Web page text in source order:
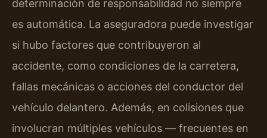
determinación de responsabilidad no siempre
es automática. La aseguradora puede investigar
si hubo factores que contribuyeron al
accidente, como condiciones de la carretera,
fallas mecánicas o acciones del conductor del
vehículo delantero. Además, en colisiones que
involucran múltiples vehículos — frecuentes en